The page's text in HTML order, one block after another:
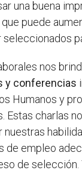
una buena
que puede
nos
y conferencias
Humanos y
Estas charlas
de empleo
de selección.